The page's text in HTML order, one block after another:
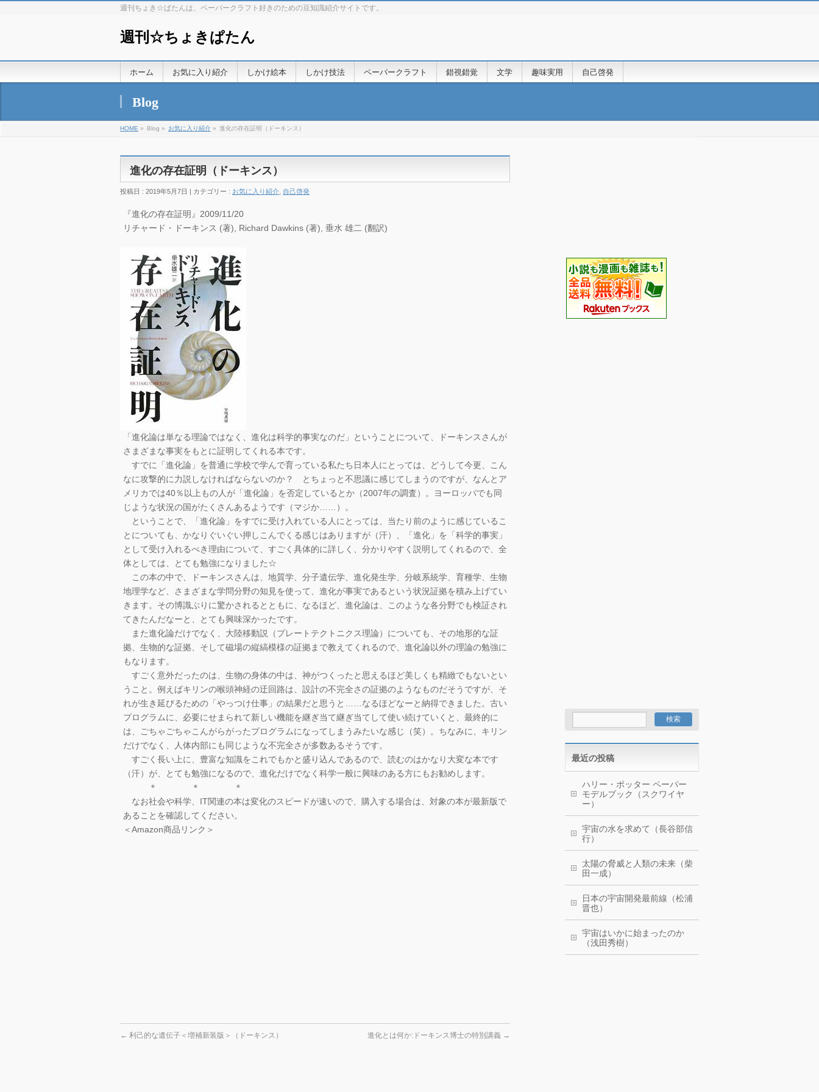
週刊ちょき☆ぱたんは、ペーパークラフト好きのための豆知識紹介サイトです。
週刊☆ちょきぱたん
ホーム お気に入り紹介 しかけ絵本 しかけ技法 ペーパークラフト 錯視錯覚 文学 趣味実用 自己啓発
Blog
HOME » Blog » お気に入り紹介 » 進化の存在証明（ドーキンス）
進化の存在証明（ドーキンス）
投稿日 : 2019年5月7日 | カテゴリー : お気に入り紹介 自己啓発
『進化の存在証明』2009/11/20
リチャード・ドーキンス (著), Richard Dawkins (著), 垂水 雄二 (翻訳)
「進化論は単なる理論ではなく、進化は科学的事実なのだ」ということについて、ドーキンスさんが
さまざまな事実をもとに証明してくれる本です。
すでに「進化論」を普通に学校で学んで育っている私たち日本人にとっては、どうして今更、こん
なに攻撃的に力説しなければならないのか？ とちょっと不思議に感じてしまうのですが、なんとア
メリカでは40％以上もの人が「進化論」を否定しているとか（2007年の調査）。ヨーロッパでも同
じような状況の国がたくさんあるようです（マジか……）。
ということで、「進化論」をすでに受け入れている人にとっては、当たり前のように感じているこ
とについても、かなりぐいぐい押しこんでくる感じはありますが（汗）、「進化」を「科学的事実」
として受け入れるべき理由について、すごく具体的に詳しく、分かりやすく説明してくれるので、全
体としては、とても勉強になりました☆
この本の中で、ドーキンスさんは、地質学、分子遺伝学、進化発生学、分岐系統学、育種学、生物
地理学など、さまざまな学問分野の知見を使って、進化が事実であるという状況証拠を積み上げてい
きます。その博識ぶりに驚かされるとともに、なるほど、進化論は、このような各分野でも検証され
てきたんだなーと、とても興味深かったです。
また進化論だけでなく、大陸移動説（プレートテクトニクス理論）についても、その地形的な証
拠、生物的な証拠、そして磁場の縦縞模様の証拠まで教えてくれるので、進化論以外の理論の勉強に
もなります。
すごく意外だったのは、生物の身体の中は、神がつくったと思えるほど美しくも精緻でもないとい
うこと。例えばキリンの喉頭神経の迂回路は、設計の不完全さの証拠のようなものだそうですが、そ
れが生き延びるための「やっつけ仕事」の結果だと思うと……なるほどなーと納得できました。古い
プログラムに、必要にせまられて新しい機能を継ぎ当て継ぎ当てして使い続けていくと、最終的に
は、ごちゃごちゃこんがらがったプログラムになってしまうみたいな感じ（笑）。ちなみに、キリン
だけでなく、人体内部にも同じような不完全さが多数あるそうです。
すごく長い上に、豊富な知識をこれでもかと盛り込んであるので、読むのはかなり大変な本です
（汗）が、とても勉強になるので、進化だけでなく科学一般に興味のある方にもお勧めします。
＊ ＊ ＊
なお社会や科学、IT関連の本は変化のスピードが速いので、購入する場合は、対象の本が最新版で
あることを確認してください。
＜Amazon商品リンク＞
← 利己的な遺伝子＜増補新装版＞（ドーキンス） 進化とは何か:ドーキンス博士の特別講義 →
最近の投稿
ハリー・ポッター ペーパー
モデルブック（スクワイヤ
ー）
宇宙の水を求めて（長谷部信
行）
太陽の脅威と人類の未来（柴
田一成）
日本の宇宙開発最前線（松浦
晋也）
宇宙はいかに始まったのか
（浅田秀樹）